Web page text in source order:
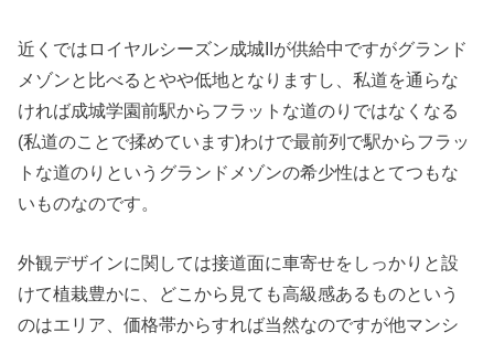
近くではロイヤルシーズン成城IIが供給中ですがグランド
メゾンと比べるとやや低地となりますし、私道を通らな
ければ成城学園前駅からフラットな道のりではなくなる
(私道のことで揉めています)わけで最前列で駅からフラッ
トな道のりというグランドメゾンの希少性はとてつもな
いものなのです。
外観デザインに関しては接道面に車寄せをしっかりと設
けて植栽豊かに、どこから見ても高級感あるものという
のはエリア、価格帯からすれば当然なのですが他マンシ